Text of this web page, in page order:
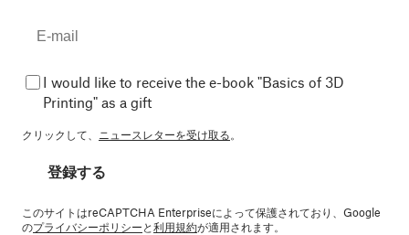
I would like to receive the e-book "Basics of 3D
Printing" as a gift
クリックして、 ニュースレターを受け取る。
登録する
このサイトはreCAPTCHA Enterpriseによって保護されており、Google
のプライバシーポリシーと利用規約が適用されます。